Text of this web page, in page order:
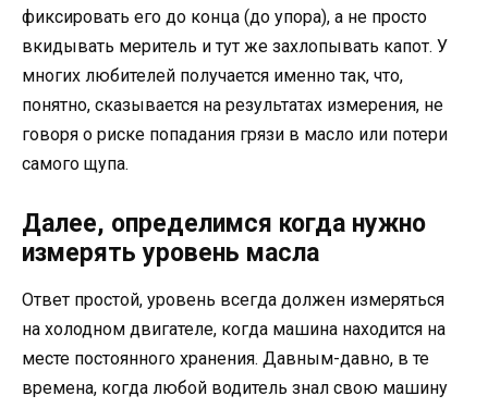
фиксировать его до конца (до упора), а не просто
вкидывать меритель и тут же захлопывать капот. У
многих любителей получается именно так, что,
понятно, сказывается на результатах измерения, не
говоря о риске попадания грязи в масло или потери
самого щупа.
Далее, определимся когда нужно
измерять уровень масла
Ответ простой, уровень всегда должен измеряться
на холодном двигателе, когда машина находится на
месте постоянного хранения. Давным-давно, в те
времена, когда любой водитель знал свою машину